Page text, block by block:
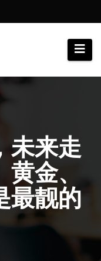
未来走
金、
最靓的